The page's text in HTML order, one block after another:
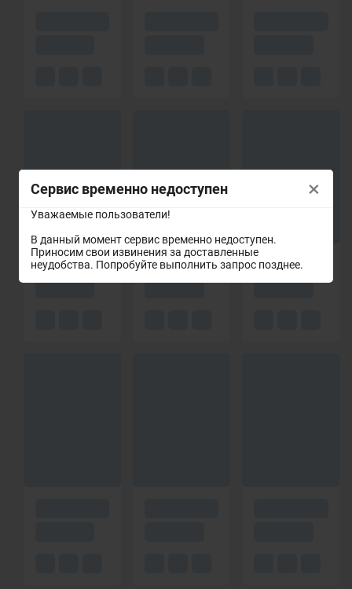
Сервис временно недоступен
Уважаемые пользователи!
В данный момент сервис временно недоступен.
Приносим свои извинения за доставленные
неудобства. Попробуйте выполнить запрос позднее.
×